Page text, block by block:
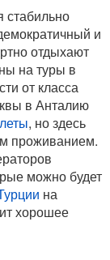
стабильно
и
отдыхают
на туры в
от класса
в Анталию
, но здесь
проживанием.
можно будет
на
хорошее